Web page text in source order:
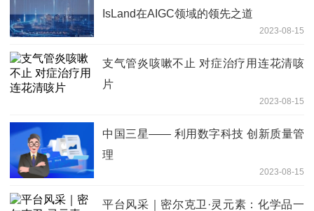
IsLand在AIGC领域的领先之道
2023-08-15
支气管炎咳嗽不止 对症治疗用连花清咳
片
2023-08-15
中国三星—— 利用数字科技 创新质量管
理
2023-08-15
平台风采｜密尔克卫·灵元素：化学品一